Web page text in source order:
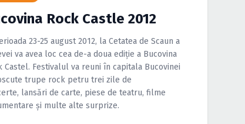
Rock Castle 2012
23-25 august 2012, la Cetatea de Scaun a
va avea loc cea de-a doua ediţie a Bucovina
Castel. Festivalul va reuni în capitala Bucovinei
trupe rock petru trei zile de
lansări de carte, piese de teatru, filme
şi multe alte surprize.